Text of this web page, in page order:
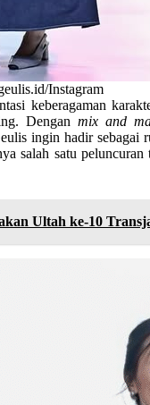
Instagram
keberagaman
Dengan mix and
ingin hadir
salah satu
Ultah ke-10